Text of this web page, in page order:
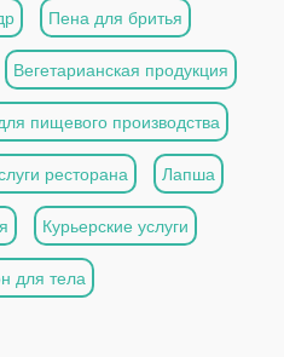
Пена для бритья
Вегетарианская продукция
пищевого производства
ресторана Лапша
Курьерские услуги
для тела